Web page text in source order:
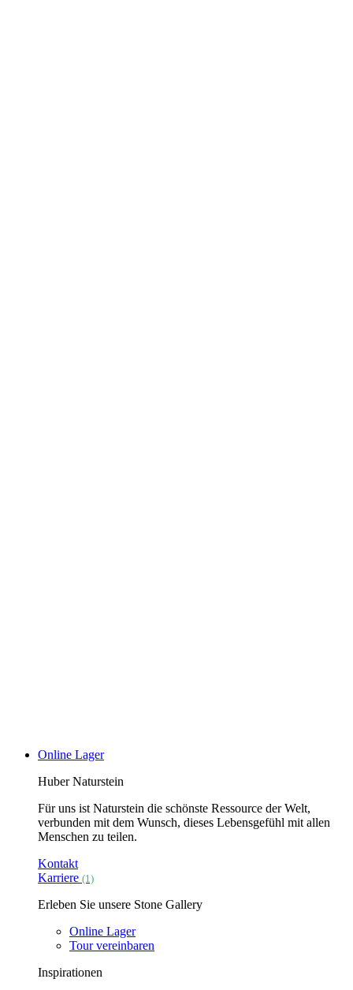
Online Lager
Huber Naturstein
Für uns ist Naturstein die schönste Ressource der Welt,
verbunden mit dem Wunsch, dieses Lebensgefühl mit allen
Menschen zu teilen.
Kontakt
Karriere (1)
Erleben Sie unsere Stone Gallery
Online Lager
Tour vereinbaren
Inspirationen